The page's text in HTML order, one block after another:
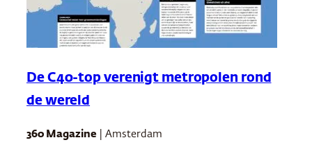
De C40-top verenigt metropolen rond
de wereld
360 Magazine | Amsterdam